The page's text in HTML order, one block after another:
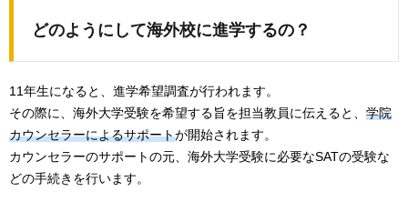
どのようにして海外校に進学するの？
11年生になると、進学希望調査が行われます。
その際に、海外大学受験を希望する旨を担当教員に伝えると、 学院
カウンセラーによるサポートが開始されます。
カウンセラーのサポートの元、海外大学受験に必要なSATの受験な
どの手続きを行います。